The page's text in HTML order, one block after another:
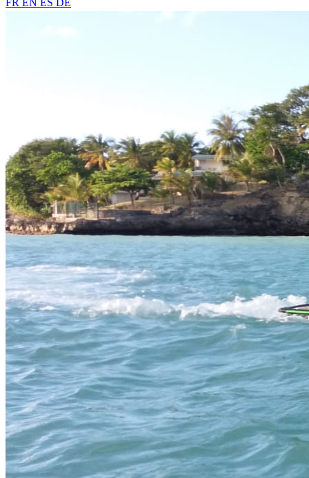
FR EN ES DE